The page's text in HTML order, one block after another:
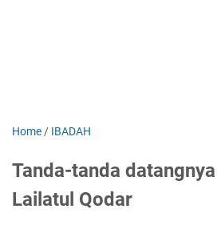
Home / IBADAH
Tanda-tanda
Lailatul Qodar